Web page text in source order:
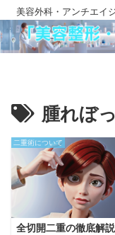
美容外科・アンチエイ
腫れぼ
二重術について
全切開二重の徹底解説